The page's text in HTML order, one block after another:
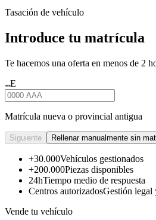
Tasación de vehículo
Introduce tu matrícula
Te hacemos una oferta en menos de 2
★★★E
Matrícula nueva o provincial antigua
Siguiente Rellenar manualmente sin
+30.000Vehículos gestionados
+200.000Piezas disponibles
24hTiempo medio de respuesta
Centros autorizadosGestión legal
Vende tu vehículo